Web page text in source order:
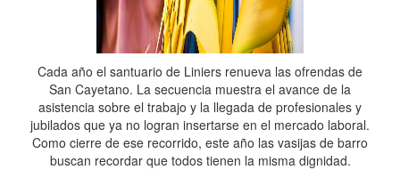
Cada año el santuario de Liniers renueva las ofrendas de
San Cayetano. La secuencia muestra el avance de la
asistencia sobre el trabajo y la llegada de profesionales y
jubilados que ya no logran insertarse en el mercado laboral.
Como cierre de ese recorrido, este año las vasijas de barro
buscan recordar que todos tienen la misma dignidad.